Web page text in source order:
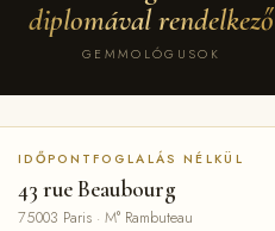
diplomával rendelkező
GEMMOLÓGUSOK
IDŐPONTFOGLALÁS NÉLKÜL
43 rue Beaubourg
75003 Paris · M° Rambuteau